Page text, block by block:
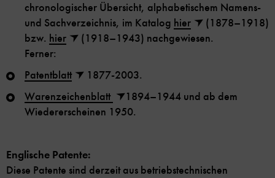
chronologischer Übersicht, alphabetischem Namens-
und Sachverzeichnis, im Katalog hier
(1878–1918)
bzw. hier
(1918–1943) nachgewiesen.
Ferner:
Patentblatt
1877-2003.
Warenzeichenblatt
1894–1944 und ab dem
Wiedererscheinen 1950.
Englische Patente:
Diese Patente sind derzeit aus betriebstechnischen